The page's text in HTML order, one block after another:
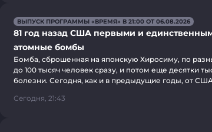
ВЫПУСК ПРОГРАММЫ «ВРЕМЯ» В 21:00 ОТ 06.08.2026
81 год назад США первыми и
атомные бомбы
Бомба, сброшенная на японскую Хиросиму, по
до 100 тысяч человек сразу, и потом еще десятки
болезни. Сегодня, как и в предыдущие годы, от
Сегодня, 21:43